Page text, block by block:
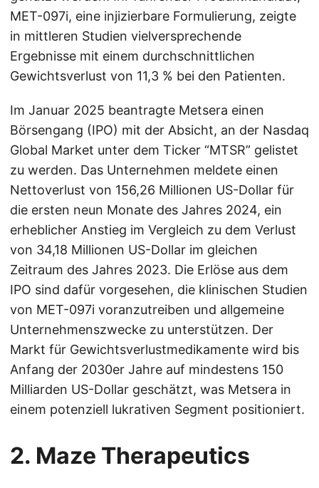
MET-097i, eine injizierbare Formulierung, zeigte
in mittleren Studien vielversprechende
Ergebnisse mit einem durchschnittlichen
Gewichtsverlust von 11,3 % bei den Patienten.
Im Januar 2025 beantragte Metsera einen
Börsengang (IPO) mit der Absicht, an der Nasdaq
Global Market unter dem Ticker “MTSR” gelistet
zu werden. Das Unternehmen meldete einen
Nettoverlust von 156,26 Millionen US-Dollar für
die ersten neun Monate des Jahres 2024, ein
erheblicher Anstieg im Vergleich zu dem Verlust
von 34,18 Millionen US-Dollar im gleichen
Zeitraum des Jahres 2023. Die Erlöse aus dem
IPO sind dafür vorgesehen, die klinischen Studien
von MET-097i voranzutreiben und allgemeine
Unternehmenszwecke zu unterstützen. Der
Markt für Gewichtsverlustmedikamente wird bis
Anfang der 2030er Jahre auf mindestens 150
Milliarden US-Dollar geschätzt, was Metsera in
einem potenziell lukrativen Segment positioniert.
2. Maze Therapeutics